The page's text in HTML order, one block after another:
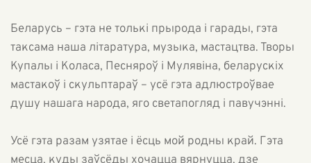
Беларусь – гэта не толькі прырода і гарады, гэта
таксама наша літаратура, музыка, мастацтва. Творы
Купалы і Коласа, Песняроў і Мулявіна, беларускіх
мастакоў і скульптараў – усё гэта адлюстроўвае
душу нашага народа, яго светапогляд і павучэнні.
Усё гэта разам узятае і ёсць мой родны край. Гэта